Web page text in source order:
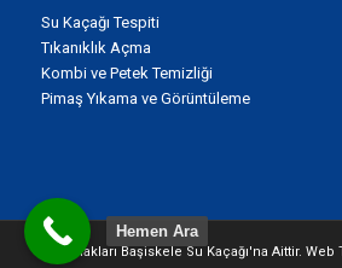
Su Kaçağı Tespiti
Tıkanıklık Açma
Kombi ve Petek Temizliği
Pimaş Yıkama ve Görüntüleme
Tüm Hakları Başiskele Su Kaçağı'na Aittir. Web
Hemen Ara